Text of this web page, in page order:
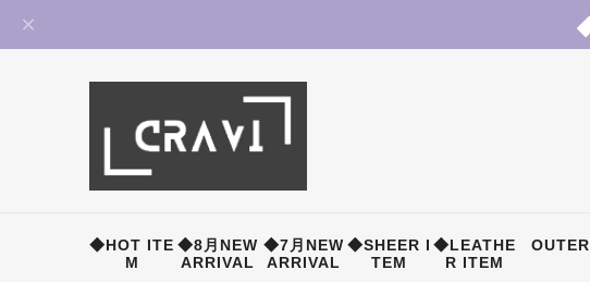
◆HOT ITE
M
◆8月NEW
ARRIVAL
◆7月NEW
ARRIVAL
◆SHEER I
TEM
◆LEATHE
R ITEM
OUTER